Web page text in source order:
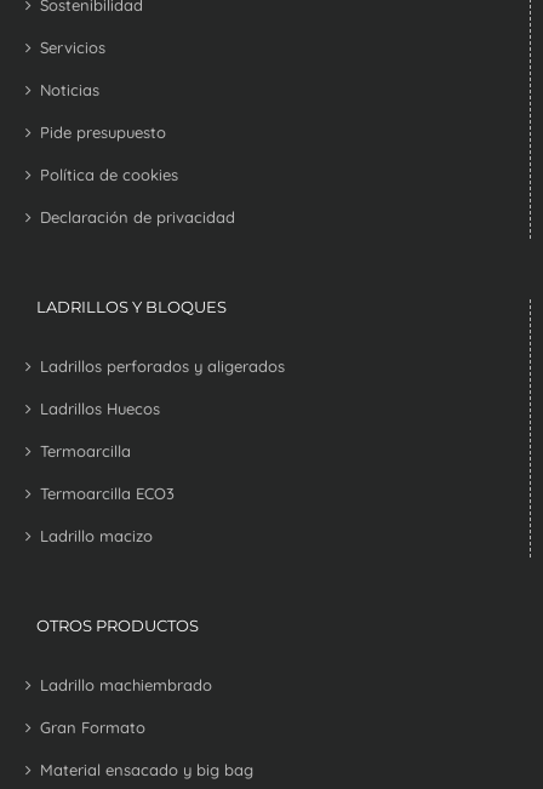
Sostenibilidad
Servicios
Noticias
Pide presupuesto
Política de cookies
Declaración de privacidad
LADRILLOS Y BLOQUES
Ladrillos perforados y aligerados
Ladrillos Huecos
Termoarcilla
Termoarcilla ECO3
Ladrillo macizo
OTROS PRODUCTOS
Ladrillo machiembrado
Gran Formato
Material ensacado y big bag